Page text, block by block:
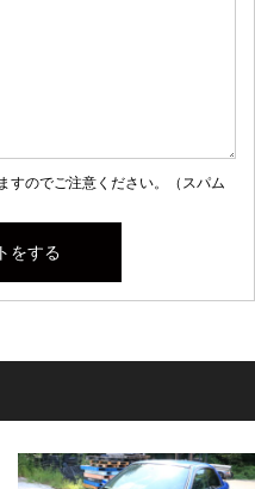
すのでご注意ください。（スパム